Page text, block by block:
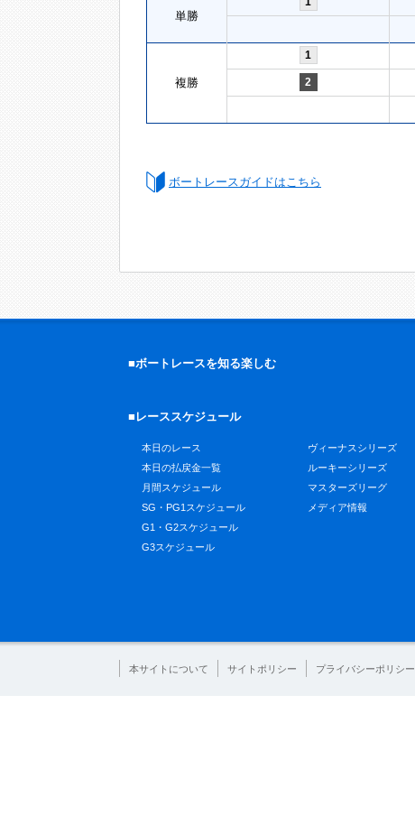
単勝
複勝
1
2
ボートレースガイドはこちら
■ボートレースを知る楽しむ
■レーススケジュール
本日のレース
本日の払戻金一覧
月間スケジュール
SG・PG1スケジュール
G1・G2スケジュール
G3スケジュール
ヴィーナスシリーズ
ルーキーシリーズ
マスターズリーグ
メディア情報
本サイトについて サイトポリシー プライバシーポリシー